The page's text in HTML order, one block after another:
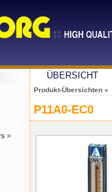
»
ÜBERSICHT
Produkt-Übersichten »
P11A0-EC0